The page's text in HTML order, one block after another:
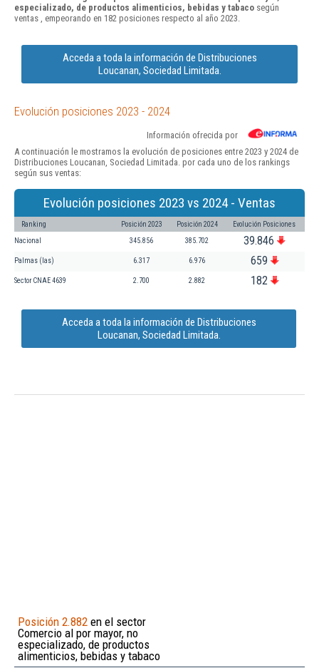
especializado, de productos alimenticios, bebidas y tabaco según
ventas , empeorando en 182 posiciones respecto al año 2023.
Acceda a toda la información de Distribuciones
Loucanan, Sociedad Limitada.
Evolución posiciones 2023 - 2024
Información ofrecida por
A continuación le mostramos la evolución de posiciones entre 2023 y 2024 de
Distribuciones Loucanan, Sociedad Limitada. por cada uno de los rankings
según sus ventas:
Evolución posiciones 2023 vs 2024 - Ventas
Ranking Posición 2023 Posición 2024 Evolución Posiciones
Nacional 345.856 385.702 39.846
Palmas (las) 6.317 6.976 659
Sector CNAE 4639 2.700 2.882 182
Acceda a toda la información de Distribuciones
Loucanan, Sociedad Limitada.
Posición 2.882 en el sector
Comercio al por mayor, no
especializado, de productos
alimenticios, bebidas y tabaco